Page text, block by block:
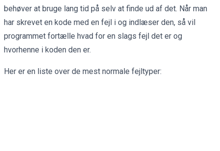
behøver at bruge lang tid på selv at finde ud af det. Når man
har skrevet en kode med en fejl i og indlæser den, så vil
programmet fortælle hvad for en slags fejl det er og
hvorhenne i koden den er.
Her er en liste over de mest normale fejltyper: